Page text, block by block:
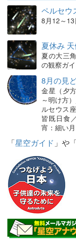
ペルセウ
8月12～13
夏休み
夏の大三
の観察ガ
8月の見
金星（夕
～明け方
ルセウス
皆既日食
宵：細い
「星空ガイド 」や